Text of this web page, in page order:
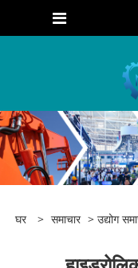
घर > समाचार > उद्योग